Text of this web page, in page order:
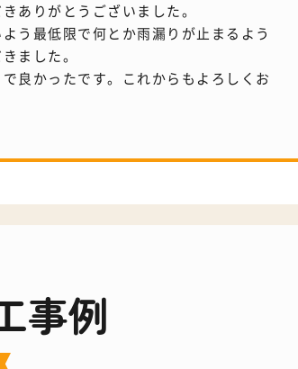
ありがとうございました。
う最低限で何とか雨漏りが止まるよう
ました。
良かったです。これからもよろしくお
事例